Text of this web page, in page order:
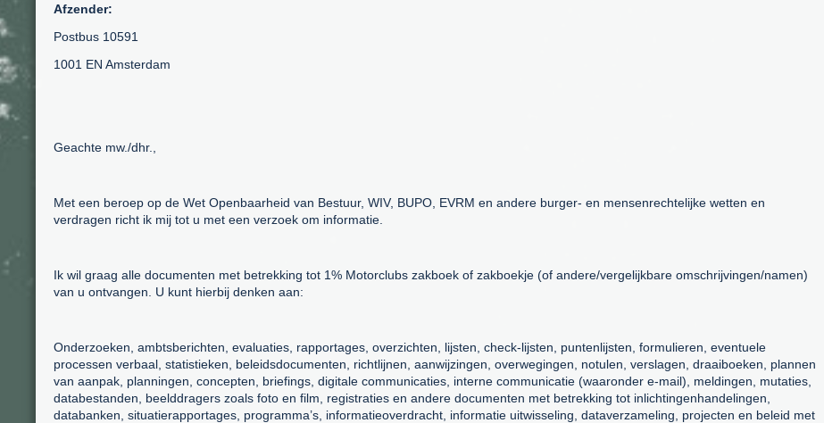
Afzender:
Postbus 10591
1001 EN Amsterdam
Geachte mw./dhr.,
Met een beroep op de Wet Openbaarheid van Bestuur, WIV, BUPO, EVRM en andere burger- en mensenrechtelijke wetten en
verdragen richt ik mij tot u met een verzoek om informatie.
Ik wil graag alle documenten met betrekking tot 1% Motorclubs zakboek of zakboekje (of andere/vergelijkbare omschrijvingen/namen)
van u ontvangen. U kunt hierbij denken aan:
Onderzoeken, ambtsberichten, evaluaties, rapportages, overzichten, lijsten, check-lijsten, puntenlijsten, formulieren, eventuele
processen verbaal, statistieken, beleidsdocumenten, richtlijnen, aanwijzingen, overwegingen, notulen, verslagen, draaiboeken, plannen
van aanpak, planningen, concepten, briefings, digitale communicaties, interne communicatie (waaronder e-mail), meldingen, mutaties,
databestanden, beelddragers zoals foto en film, registraties en andere documenten met betrekking tot inlichtingenhandelingen,
databanken, situatierapportages, programma’s, informatieoverdracht, informatie uitwisseling, dataverzameling, projecten en beleid met